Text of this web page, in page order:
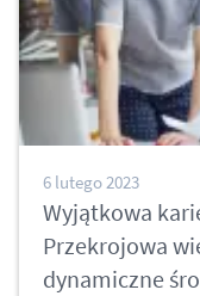
6 lutego 2023
Wyjątkowa
Przekrojowa
dynamiczne